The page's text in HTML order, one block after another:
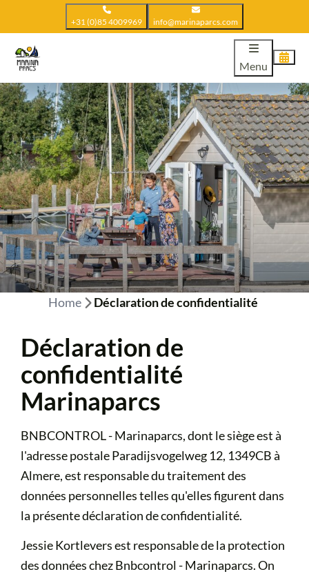
+31 (0)85 4009969 info@marinaparcs.com
Menu
Home Déclaration de confidentialité
Déclaration de
confidentialité
Marinaparcs
BNBCONTROL - Marinaparcs, dont le siège est à
l'adresse postale Paradijsvogelweg 12, 1349CB à
Almere, est responsable du traitement des
données personnelles telles qu'elles figurent dans
la présente déclaration de confidentialité.
Jessie Kortlevers est responsable de la protection
des données chez Bnbcontrol - Marinaparcs. On